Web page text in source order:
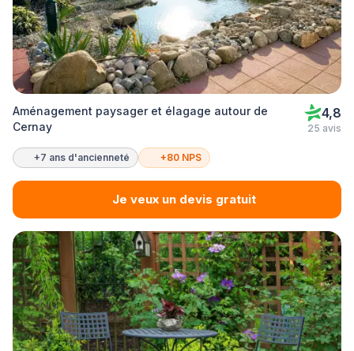
Aménagement paysager et élagage autour de
Cernay
4,8
25 avis
+7 ans d'ancienneté +80 NPS
Je veux un devis gratuit